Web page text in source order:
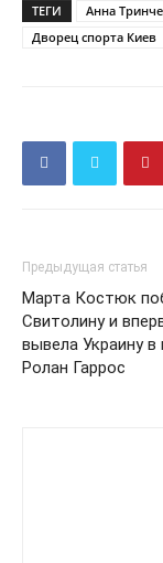
Политика
ТЕГИ Анна
Дворец спорта Киев
Предыдущая статья
Марта Костюк
Свитолину и
вывела Украину в
Ролан Гаррос